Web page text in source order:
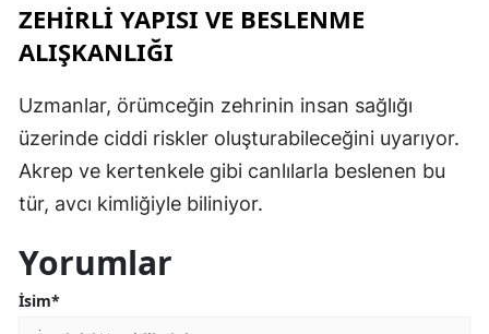
ZEHİRLİ YAPISI VE BESLENME
ALIŞKANLIĞI
Uzmanlar, örümceğin zehrinin insan sağlığı
üzerinde ciddi riskler oluşturabileceğini uyarıyor.
Akrep ve kertenkele gibi canlılarla beslenen bu
tür, avcı kimliğiyle biliniyor.
Yorumlar
İsim*